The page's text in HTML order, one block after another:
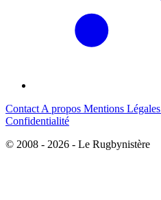
Contact A propos Mentions Légales
Confidentialité
© 2008 - 2026 - Le Rugbynistère